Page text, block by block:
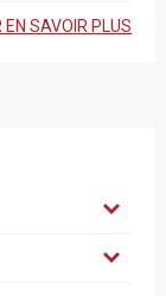
EN SAVOIR PLUS